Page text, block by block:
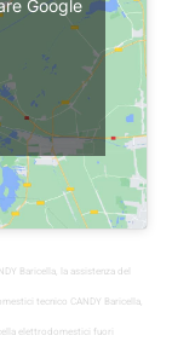
Google
Baricella, la assistenza del
tecnico CANDY Baricella,
elettrodomestici fuori